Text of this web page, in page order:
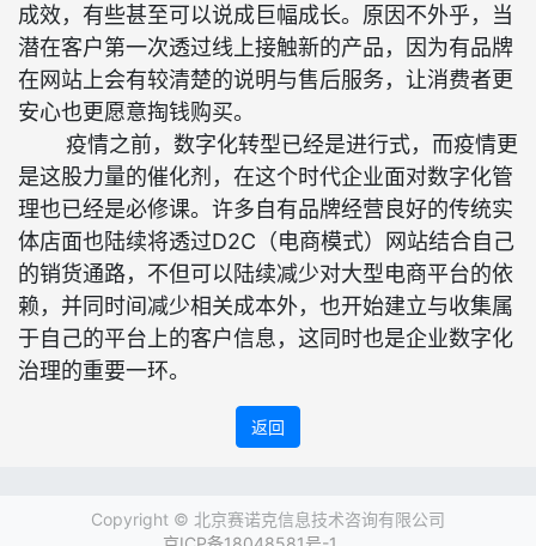
成效，有些甚至可以说成巨幅成长。原因不外乎，当
潜在客户第一次透过线上接触新的产品，因为有品牌
在网站上会有较清楚的说明与售后服务，让消费者更
安心也更愿意掏钱购买。
疫情之前，数字化转型已经是进行式，而疫情更
是这股力量的催化剂，在这个时代企业面对数字化管
理也已经是必修课。许多自有品牌经营良好的传统实
体店面也陆续将透过D2C（电商模式）网站结合自己
的销货通路，不但可以陆续减少对大型电商平台的依
赖，并同时间减少相关成本外，也开始建立与收集属
于自己的平台上的客户信息，这同时也是企业数字化
治理的重要一环。
返回
Copyright © 北京赛诺克信息技术咨询有限公司